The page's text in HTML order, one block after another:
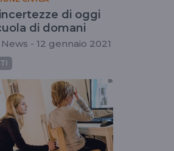
di oggi
di domani
- 12 gennaio 2021